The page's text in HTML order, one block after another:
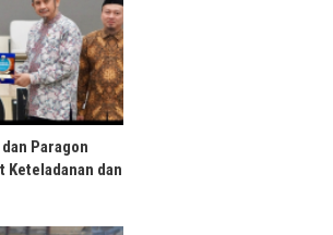
Paragon
Keteladanan dan